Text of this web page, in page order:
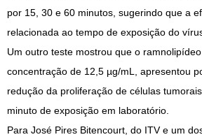
por 15, 30 e 60 minutos, sugerindo que a
relacionada ao tempo de exposição do
Um outro teste mostrou que o
concentração de 12,5 µg/mL, apresentou
redução da proliferação de células
minuto de exposição em laboratório.
Para José Pires Bitencourt, do ITV e um